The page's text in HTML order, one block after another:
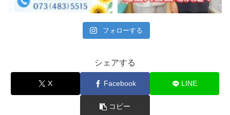
フォローする
シェアする
X Facebook LINE
コピー